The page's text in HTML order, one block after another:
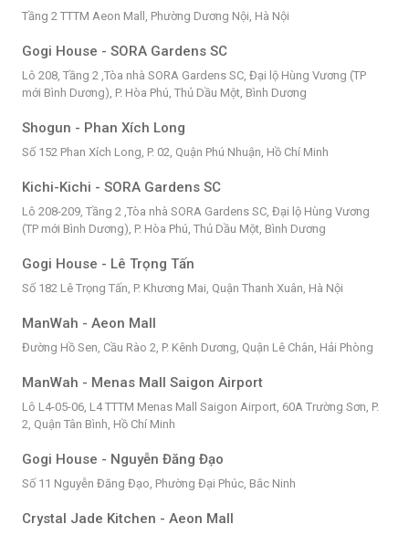
Tầng 2 TTTM Aeon Mall, Phường Dương Nội, Hà Nội
Gogi House - SORA Gardens SC
Lô 208, Tầng 2 ,Tòa nhà SORA Gardens SC, Đại lộ Hùng Vương (TP
mới Bình Dương), P. Hòa Phú, Thủ Dầu Một, Bình Dương
Shogun - Phan Xích Long
Số 152 Phan Xích Long, P. 02, Quận Phú Nhuận, Hồ Chí Minh
Kichi-Kichi - SORA Gardens SC
Lô 208-209, Tầng 2 ,Tòa nhà SORA Gardens SC, Đại lộ Hùng Vương
(TP mới Bình Dương), P. Hòa Phú, Thủ Dầu Một, Bình Dương
Gogi House - Lê Trọng Tấn
Số 182 Lê Trọng Tấn, P. Khương Mai, Quận Thanh Xuân, Hà Nội
ManWah - Aeon Mall
Đường Hồ Sen, Cầu Rào 2, P. Kênh Dương, Quận Lê Chân, Hải Phòng
ManWah - Menas Mall Saigon Airport
Lô L4-05-06, L4 TTTM Menas Mall Saigon Airport, 60A Trường Sơn, P.
2, Quận Tân Bình, Hồ Chí Minh
Gogi House - Nguyễn Đăng Đạo
Số 11 Nguyễn Đăng Đạo, Phường Đại Phúc, Bắc Ninh
Crystal Jade Kitchen - Aeon Mall